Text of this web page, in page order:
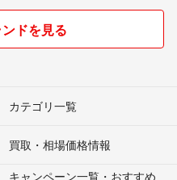
ドを見る
カテゴリ一覧
買取・相場価格情報
キャンペーン一覧・おすすめ